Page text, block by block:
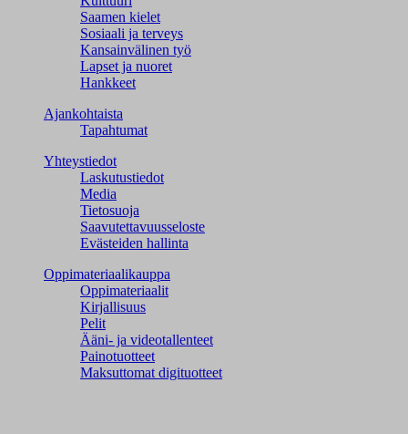
Saamen kielet
Sosiaali ja terveys
Kansainvälinen työ
Lapset ja nuoret
Hankkeet
Ajankohtaista
Tapahtumat
Yhteystiedot
Laskutustiedot
Media
Tietosuoja
Saavutettavuusseloste
Evästeiden hallinta
Oppimateriaalikauppa
Oppimateriaalit
Kirjallisuus
Pelit
Ääni- ja videotallenteet
Painotuotteet
Maksuttomat digituotteet